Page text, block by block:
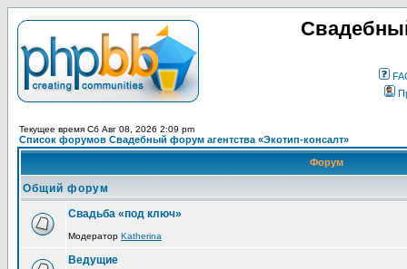
Текущее время Сб Авг 08, 2026 2:09 pm
Список форумов Свадебный форум агентства «Экотип-консалт»
Форум
Общий форум
Свадьба «под ключ»
Модератор Katherina
Ведущие